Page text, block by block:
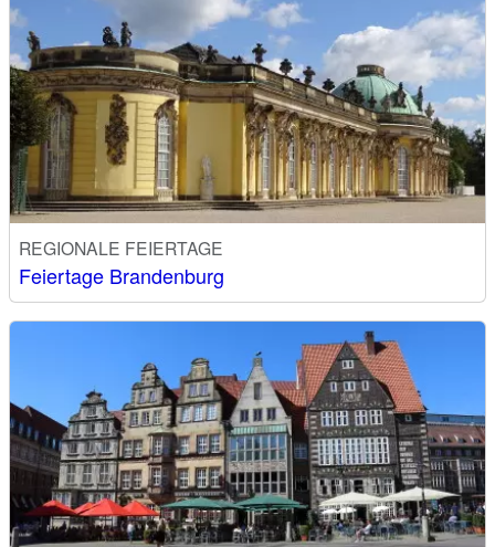
REGIONALE FEIERTAGE
Feiertage Brandenburg